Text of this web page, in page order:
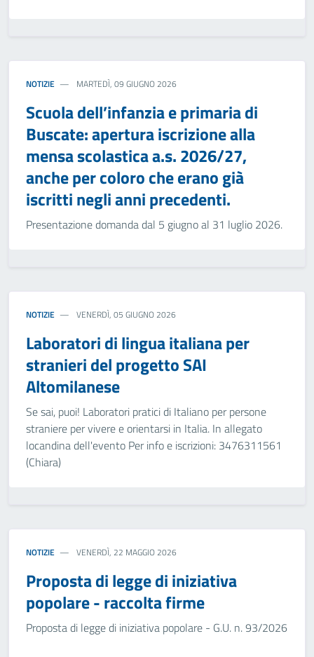
NOTIZIE MARTEDÌ, 09 GIUGNO 2026
Scuola dell’infanzia e primaria di
Buscate: apertura iscrizione alla
mensa scolastica a.s. 2026/27,
anche per coloro che erano già
iscritti negli anni precedenti.
Presentazione domanda dal 5 giugno al 31 luglio 2026.
NOTIZIE VENERDÌ, 05 GIUGNO 2026
Laboratori di lingua italiana per
stranieri del progetto SAI
Altomilanese
Se sai, puoi! Laboratori pratici di Italiano per persone
straniere per vivere e orientarsi in Italia. In allegato
locandina dell'evento Per info e iscrizioni: 3476311561
(Chiara)
NOTIZIE VENERDÌ, 22 MAGGIO 2026
Proposta di legge di iniziativa
popolare - raccolta firme
Proposta di legge di iniziativa popolare - G.U. n. 93/2026